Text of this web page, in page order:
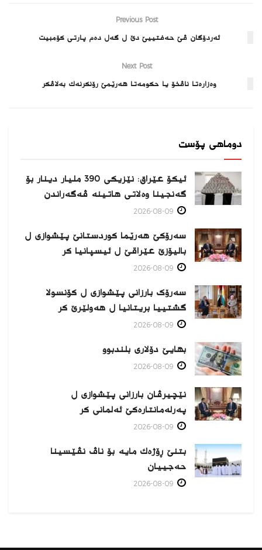
Previous Post
ئەردۆگان ڤێ حەفتییێ دێ ل گەل دەم پارتی كۆمبیت
Next Post
وەزارەتا ناڤخۆ یا حكومەتا هەرێمێ رۆنكرنەك بەلاڤكر
دوماهی پۆست
ئیکۆ عێراق: نێزیکی 390 ملیار دینار بۆ
گەنجینا وەلاتی هاتینە ڤەگەراندن
سەرۆکێ هەرێما کوردستانێ پێشوازی ل
بالیۆزێ عێراقێ ل ئیسپانیا كر
سەرۆک بارزانی پێشوازی ل کۆنسولا
گشتییا بریتانیا ل هەولێرێ كر
بهایێ دۆلاری بلندبوو
نێچیرڤان بارزانی پێشوازی ل
پەرلەمانتارەكێ ئەلمانی كر
بتنێ ڕۆژەك مایە بۆ ناڤ نڤێسینا
حەجییان